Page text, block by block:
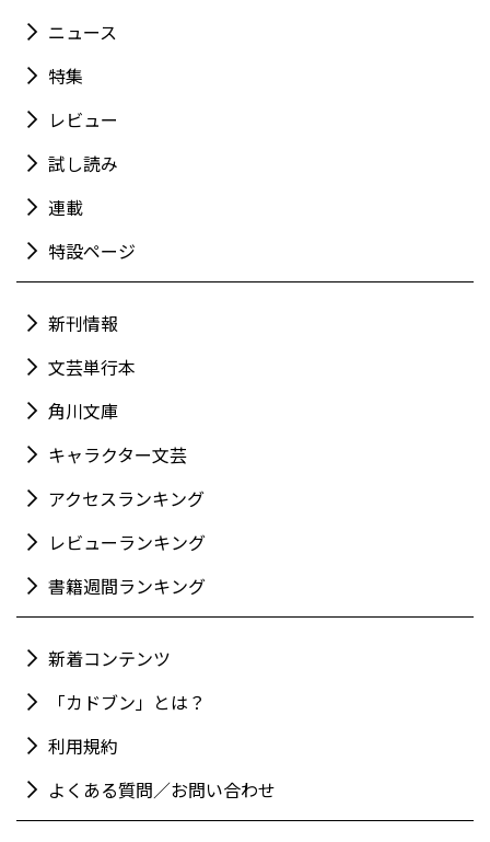
ニュース
特集
レビュー
試し読み
連載
特設ページ
新刊情報
文芸単行本
角川文庫
キャラクター文芸
アクセスランキング
レビューランキング
書籍週間ランキング
新着コンテンツ
「カドブン」とは？
利用規約
よくある質問／お問い合わせ